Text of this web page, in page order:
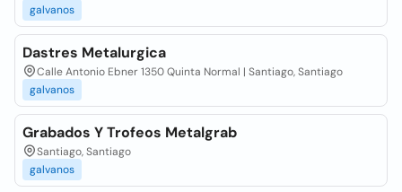
galvanos
Dastres Metalurgica
Calle Antonio Ebner 1350 Quinta Normal | Santiago, Santiago
galvanos
Grabados Y Trofeos Metalgrab
Santiago, Santiago
galvanos